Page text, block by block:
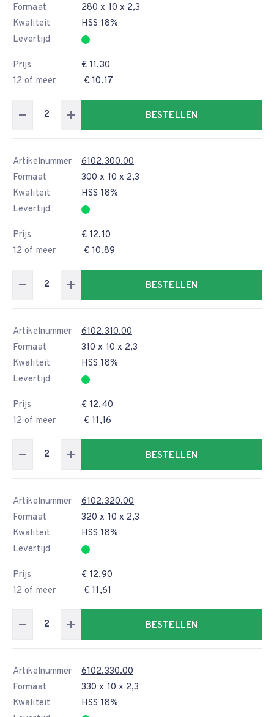
Formaat
280 x 10 x 2,3
Kwaliteit
HSS 18%
Levertijd
Prijs
€ 11,30
12 of meer
€ 10,17
BESTELLEN
Artikelnummer
6102.300.00
Formaat
300 x 10 x 2,3
Kwaliteit
HSS 18%
Levertijd
Prijs
€ 12,10
12 of meer
€ 10,89
BESTELLEN
Artikelnummer
6102.310.00
Formaat
310 x 10 x 2,3
Kwaliteit
HSS 18%
Levertijd
Prijs
€ 12,40
12 of meer
€ 11,16
BESTELLEN
Artikelnummer
6102.320.00
Formaat
320 x 10 x 2,3
Kwaliteit
HSS 18%
Levertijd
Prijs
€ 12,90
12 of meer
€ 11,61
BESTELLEN
Artikelnummer
6102.330.00
Formaat
330 x 10 x 2,3
Kwaliteit
HSS 18%